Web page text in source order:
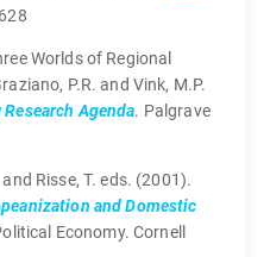
Worlds of Regional
P.R. and Vink, M.P.
Agenda. Palgrave
Risse, T. eds. (2001).
and Domestic
Economy. Cornell